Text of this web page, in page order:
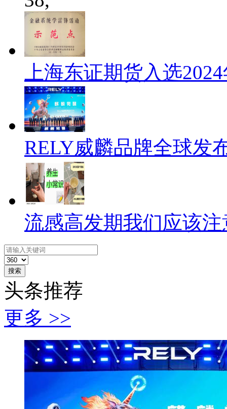
上海东证期货入选
RELY威麟品牌全球发
流感高发期我们应该
搜索
头条推荐
更多 >>